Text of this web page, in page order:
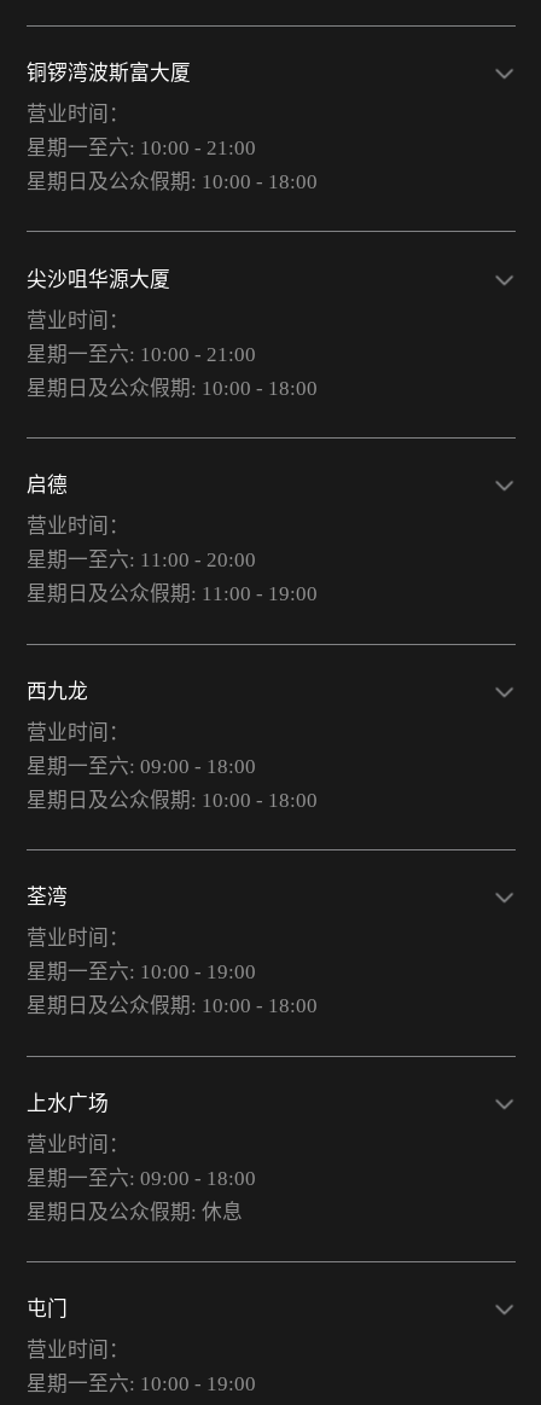
铜锣湾波斯富大厦
营业时间：
星期一至六: 10:00 - 21:00
星期日及公众假期: 10:00 - 18:00
尖沙咀华源大厦
营业时间：
星期一至六: 10:00 - 21:00
星期日及公众假期: 10:00 - 18:00
启德
营业时间：
星期一至六: 11:00 - 20:00
星期日及公众假期: 11:00 - 19:00
西九龙
营业时间：
星期一至六: 09:00 - 18:00
星期日及公众假期: 10:00 - 18:00
荃湾
营业时间：
星期一至六: 10:00 - 19:00
星期日及公众假期: 10:00 - 18:00
上水广场
营业时间：
星期一至六: 09:00 - 18:00
星期日及公众假期: 休息
屯门
营业时间：
星期一至六: 10:00 - 19:00